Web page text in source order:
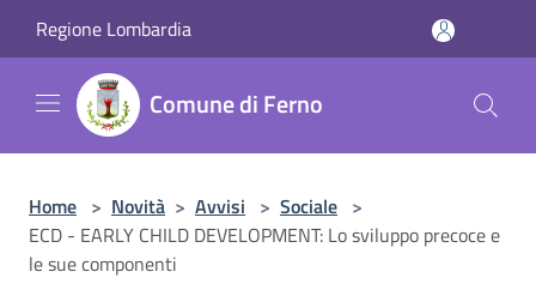
Regione Lombardia
Comune di Ferno
Home > Novità > Avvisi > Sociale >
ECD - EARLY CHILD DEVELOPMENT: Lo sviluppo precoce e
le sue componenti